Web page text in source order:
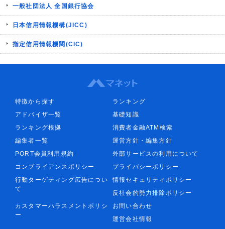
一般社団法人 全国銀行協会
日本信用情報機構(JICC)
指定信用情報機関(CIC)
特徴から探す
ランキング
アドバイザ一覧
基礎知識
ランキング根拠
消費者金融ATM検索
編集者一覧
運営方針・編集方針
PORT会員利用規約
外部サービスの利用について
コンプライアンスポリシー
プライバシーポリシー
行動ターゲティング広告につい
て
情報セキュリティポリシー
反社会的勢力排除ポリシー
カスタマーハラスメントポリシ
ー
お問い合わせ
運営会社情報